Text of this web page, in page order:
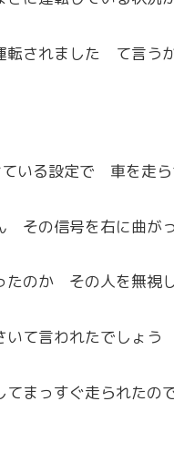
されました て言う
いる設定で 車を走
の信号を右に曲が
のか その人を無視
て言われたでしょ
まっすぐ走られたの